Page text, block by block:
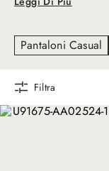
con tessuti
ogni occasione.
Pantaloni Casual
Filtra